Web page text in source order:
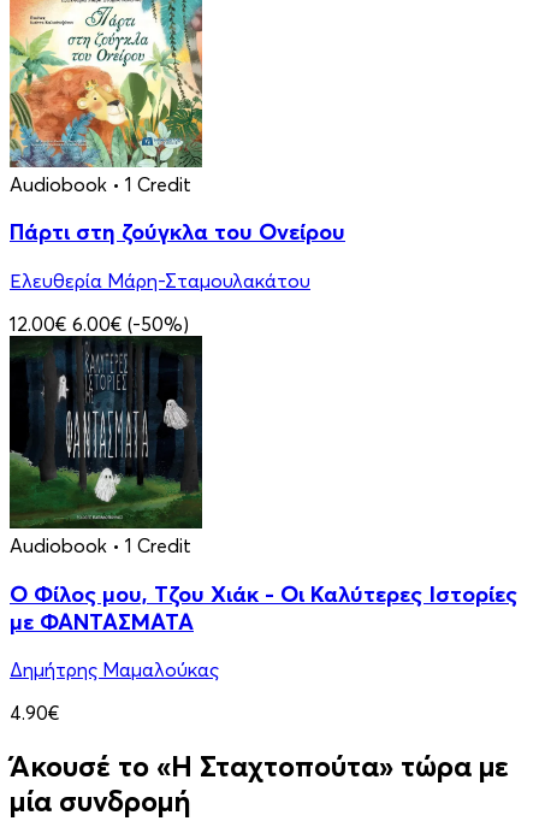
Audiobook • 1 Credit
Πάρτι στη ζούγκλα του Ονείρου
Ελευθερία Μάρη-Σταμουλακάτου
12.00€ 6.00€ (-50%)
Audiobook • 1 Credit
Ο Φίλος μου, Τζου Χιάκ - Οι Καλύτερες Ιστορίες
με ΦΑΝΤΑΣΜΑΤΑ
Δημήτρης Μαμαλούκας
4.90€
Άκουσέ το «Η Σταχτοπούτα» τώρα με
μία συνδρομή